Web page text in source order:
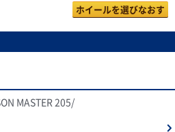
ホイールを選びなおす
MASTER 205/